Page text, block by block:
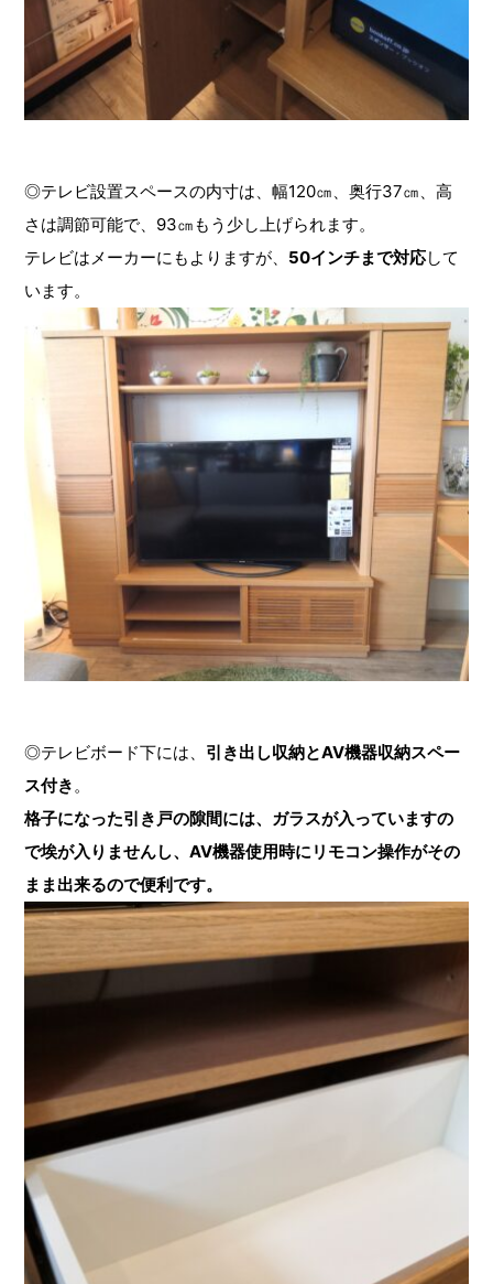
◎テレビ設置スペースの内寸は、幅120㎝、奥行37㎝、高
さは調節可能で、93㎝もう少し上げられます。
テレビはメーカーにもよりますが、 50インチまで対応して
います。
◎テレビボード下には、 引き出し収納とAV機器収納スペー
ス付き 。
格子になった引き戸の隙間には、ガラスが入っていますの
で埃が入りませんし、AV機器使用時にリモコン操作がその
まま出来るので便利です。